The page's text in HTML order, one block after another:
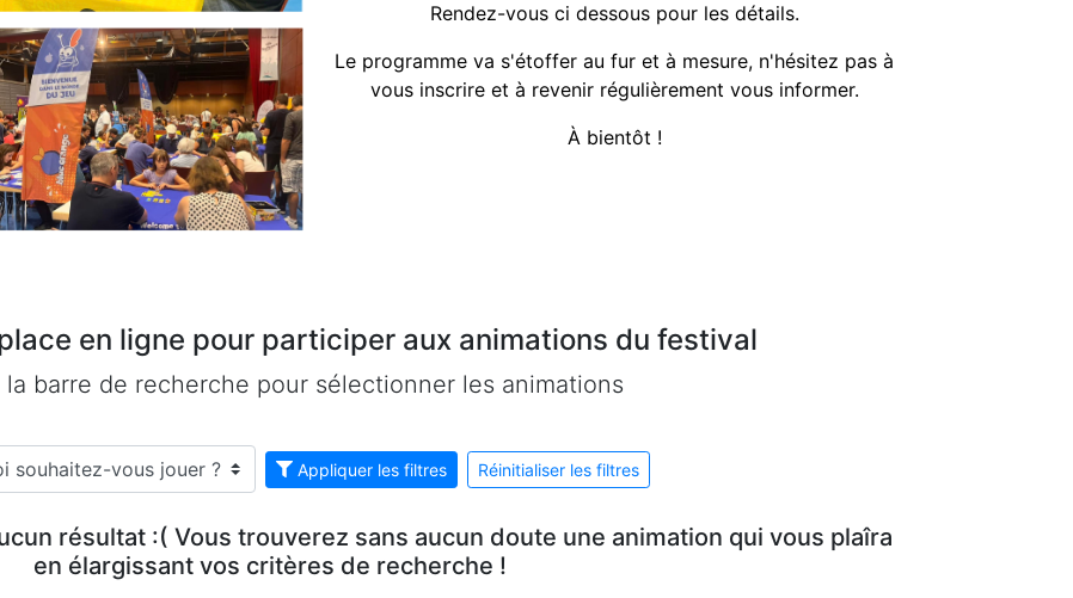
Rendez-vous ci dessous pour les détails.
Le programme va s'étoffer au fur et à mesure, n'hésitez pas à
vous inscrire et à revenir régulièrement vous informer.
À bientôt !
en ligne pour participer aux animations du festival
la barre de recherche pour sélectionner les animations
Appliquer les filtres Réinitialiser les filtres
résultat :( Vous trouverez sans aucun doute une animation qui vous plaîra
en élargissant vos critères de recherche !